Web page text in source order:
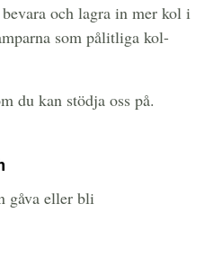
och lagra in mer kol i
som pålitliga kol-
du kan stödja oss på.
gåva eller bli